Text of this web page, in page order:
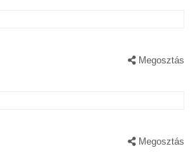
Megosztás
Megosztás